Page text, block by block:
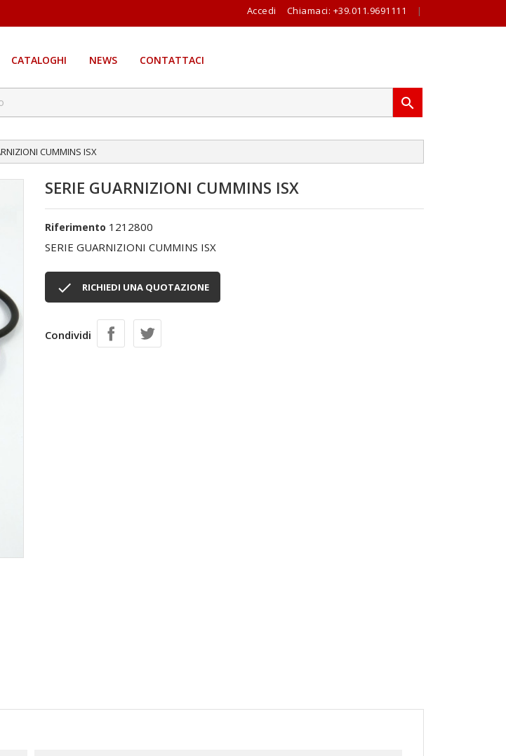
Accedi Chiamaci: +39.011.9691111 |
CATALOGHI NEWS CONTATTACI

CUMMINS ISX
SERIE GUARNIZIONI CUMMINS ISX
Riferimento 1212800
SERIE GUARNIZIONI CUMMINS ISX
 RICHIEDI UNA QUOTAZIONE
Condividi